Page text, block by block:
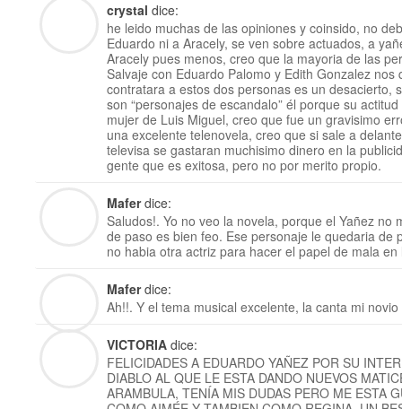
crystal dice:
he leido muchas de las opiniones y coinsido, no
Eduardo ni a Aracely, se ven sobre actuados, a
Aracely pues menos, creo que la mayoria de las
Salvaje con Eduardo Palomo y Edith Gonzalez
contratara a estos dos personas es un desacierto,
son “personajes de escandalo” él porque su
mujer de Luis Miguel, creo que fue un gravisimo
una excelente telenovela, creo que si sale a
televisa se gastaran muchisimo dinero en la
gente que es exitosa, pero no por merito propio.
Mafer dice:
Saludos!. Yo no veo la novela, porque el Yañez no
de paso es bien feo. Ese personaje le quedaria de
no habia otra actriz para hacer el papel de mala
Mafer dice:
Ah!!. Y el tema musical excelente, la canta mi
VICTORIA dice:
FELICIDADES A EDUARDO YAÑEZ POR SU
DIABLO AL QUE LE ESTA DANDO NUEVOS
ARAMBULA, TENÍA MIS DUDAS PERO ME ESTA